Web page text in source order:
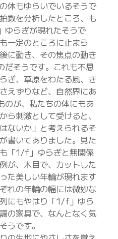
体もゆらいでいるそうで
数を分析したところ、も
らぎが現れたそうで
一定のところに止まら
に動き、その焦点の動き
そうです。これも不思
ぎ、草原をわたる風、き
えずりなど、自然界にあ
が、私たちの体にもあ
ら刺激として受けると、
ないか」と考えられるそ
書いてありました。見た
「1/f」ゆらぎと無関係
が、木目で、カットした
た美しい年輪が現れます
れの年輪の幅には微妙な
にもやはり「1/f」ゆら
の家具で、なんとなく気
うです。